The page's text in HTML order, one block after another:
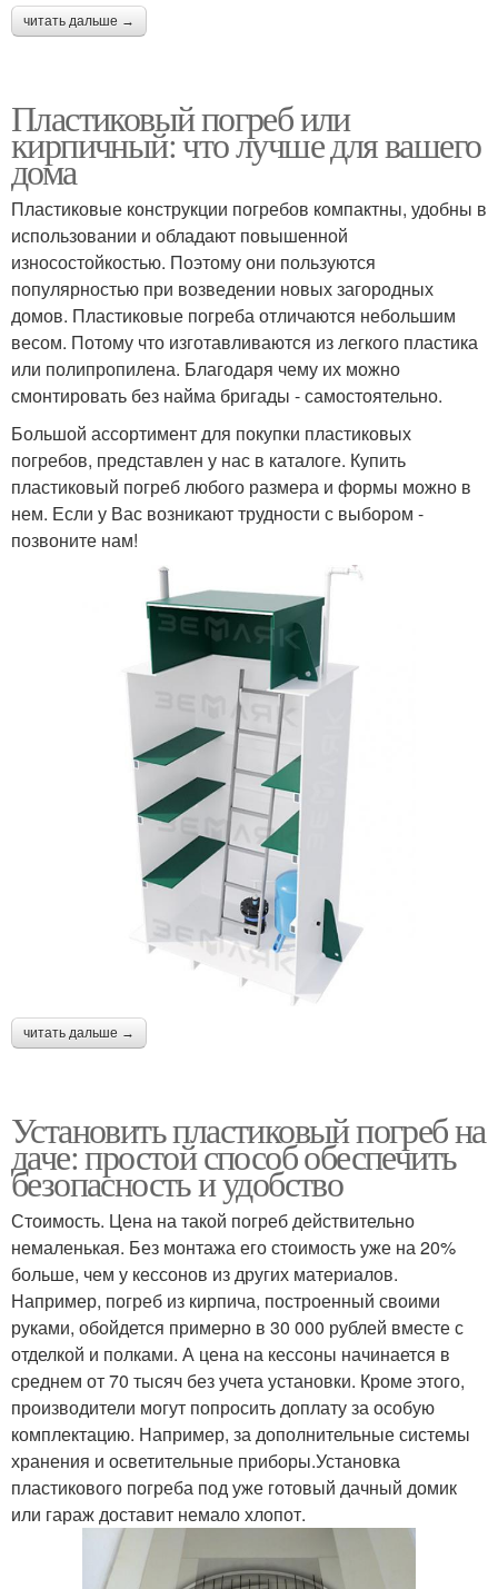
читать дальше →
Пластиковый погреб или
кирпичный: что лучше для вашего
дома
Пластиковые конструкции погребов компактны, удобны в
использовании и обладают повышенной
износостойкостью. Поэтому они пользуются
популярностью при возведении новых загородных
домов. Пластиковые погреба отличаются небольшим
весом. Потому что изготавливаются из легкого пластика
или полипропилена. Благодаря чему их можно
смонтировать без найма бригады - самостоятельно.
Большой ассортимент для покупки пластиковых
погребов, представлен у нас в каталоге. Купить
пластиковый погреб любого размера и формы можно в
нем. Если у Вас возникают трудности с выбором -
позвоните нам!
читать дальше →
Установить пластиковый погреб на
даче: простой способ обеспечить
безопасность и удобство
Стоимость. Цена на такой погреб действительно
немаленькая. Без монтажа его стоимость уже на 20%
больше, чем у кессонов из других материалов.
Например, погреб из кирпича, построенный своими
руками, обойдется примерно в 30 000 рублей вместе с
отделкой и полками. А цена на кессоны начинается в
среднем от 70 тысяч без учета установки. Кроме этого,
производители могут попросить доплату за особую
комплектацию. Например, за дополнительные системы
хранения и осветительные приборы.Установка
пластикового погреба под уже готовый дачный домик
или гараж доставит немало хлопот.